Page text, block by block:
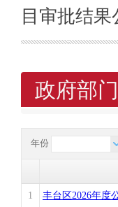
目审批结果
政府部